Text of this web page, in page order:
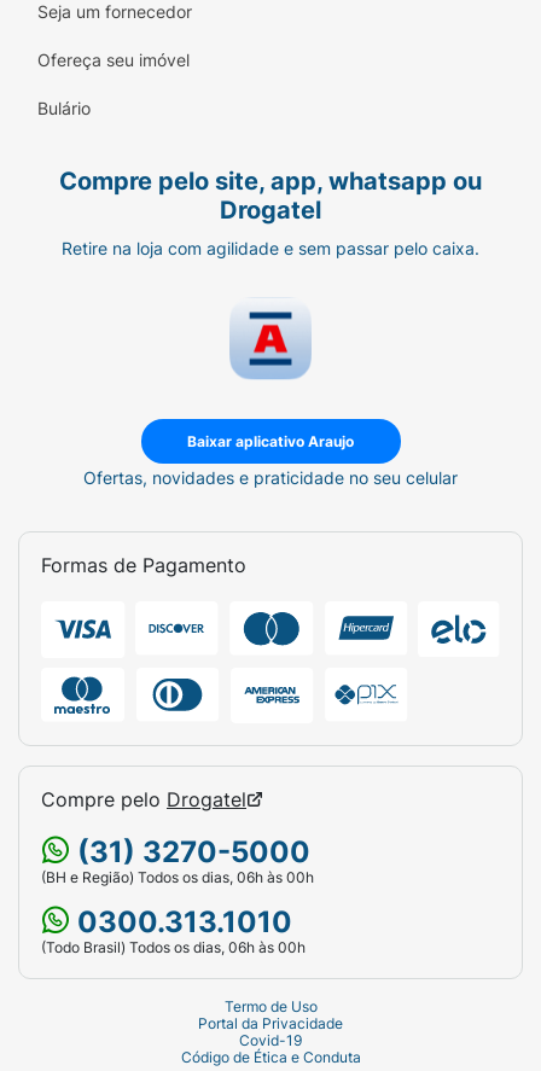
Seja um fornecedor
Ofereça seu imóvel
Bulário
Compre pelo site, app, whatsapp ou
Drogatel
Retire na loja com agilidade e sem passar pelo caixa.
Baixar aplicativo Araujo
Ofertas, novidades e praticidade no seu celular
Formas de Pagamento
Compre pelo Drogatel
(31) 3270-5000
(BH e Região) Todos os dias, 06h às 00h
0300.313.1010
(Todo Brasil) Todos os dias, 06h às 00h
Termo de Uso
Portal da Privacidade
Covid-19
Código de Ética e Conduta